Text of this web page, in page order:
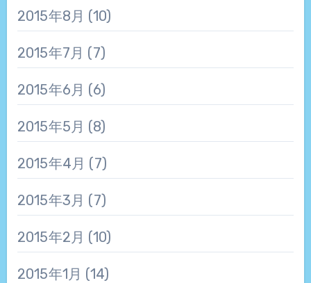
2015年8月 (10)
2015年7月 (7)
2015年6月 (6)
2015年5月 (8)
2015年4月 (7)
2015年3月 (7)
2015年2月 (10)
2015年1月 (14)